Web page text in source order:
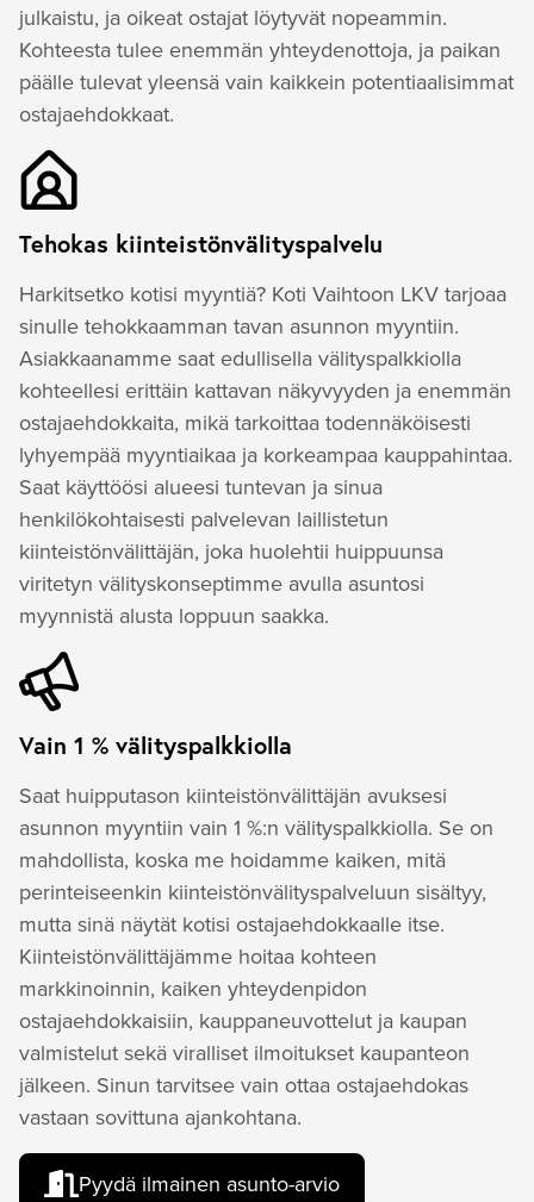
julkaistu, ja oikeat ostajat löytyvät nopeammin.
Kohteesta tulee enemmän yhteydenottoja, ja paikan
päälle tulevat yleensä vain kaikkein potentiaalisimmat
ostajaehdokkaat.
Tehokas kiinteistönvälityspalvelu
Harkitsetko kotisi myyntiä? Koti Vaihtoon LKV tarjoaa
sinulle tehokkaamman tavan asunnon myyntiin.
Asiakkaanamme saat edullisella välityspalkkiolla
kohteellesi erittäin kattavan näkyvyyden ja enemmän
ostajaehdokkaita, mikä tarkoittaa todennäköisesti
lyhyempää myyntiaikaa ja korkeampaa kauppahintaa.
Saat käyttöösi alueesi tuntevan ja sinua
henkilökohtaisesti palvelevan laillistetun
kiinteistönvälittäjän, joka huolehtii huippuunsa
viritetyn välityskonseptimme avulla asuntosi
myynnistä alusta loppuun saakka.
Vain 1 % välityspalkkiolla
Saat huipputason kiinteistönvälittäjän avuksesi
asunnon myyntiin vain 1 %:n välityspalkkiolla. Se on
mahdollista, koska me hoidamme kaiken, mitä
perinteiseenkin kiinteistönvälityspalveluun sisältyy,
mutta sinä näytät kotisi ostajaehdokkaalle itse.
Kiinteistönvälittäjämme hoitaa kohteen
markkinoinnin, kaiken yhteydenpidon
ostajaehdokkaisiin, kauppaneuvottelut ja kaupan
valmistelut sekä viralliset ilmoitukset kaupanteon
jälkeen. Sinun tarvitsee vain ottaa ostajaehdokas
vastaan sovittuna ajankohtana.
Pyydä ilmainen asunto-arvio